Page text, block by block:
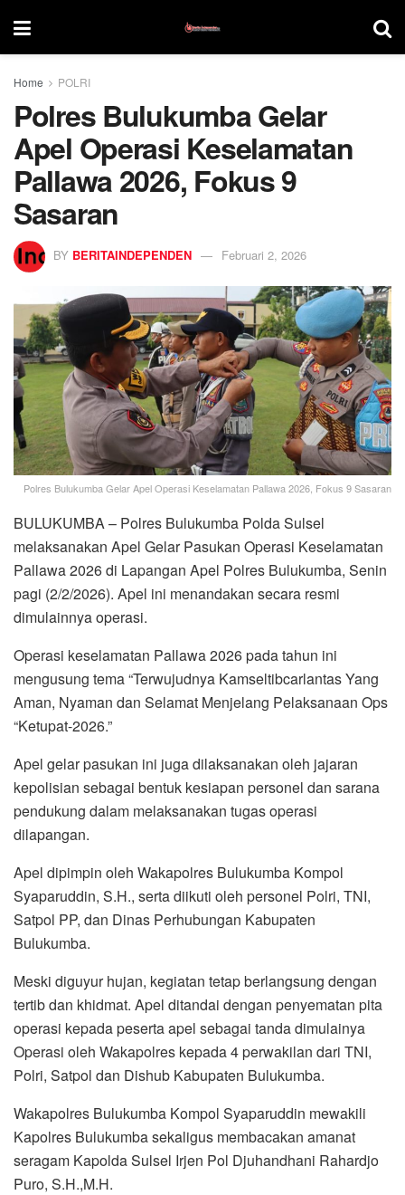
Home POLRI
Polres Bulukumba Gelar
Apel Operasi Keselamatan
Pallawa 2026, Fokus 9
Sasaran
BY BERITAINDEPENDEN Februari 2, 2026
Polres Bulukumba Gelar Apel Operasi Keselamatan Pallawa 2026, Fokus 9 Sasaran
BULUKUMBA – Polres Bulukumba Polda Sulsel
melaksanakan Apel Gelar Pasukan Operasi Keselamatan
Pallawa 2026 di Lapangan Apel Polres Bulukumba, Senin
pagi (2/2/2026). Apel ini menandakan secara resmi
dimulainnya operasi.
Operasi keselamatan Pallawa 2026 pada tahun ini
mengusung tema “Terwujudnya Kamseltibcarlantas Yang
Aman, Nyaman dan Selamat Menjelang Pelaksanaan Ops
“Ketupat-2026.”
Apel gelar pasukan ini juga dilaksanakan oleh jajaran
kepolisian sebagai bentuk kesiapan personel dan sarana
pendukung dalam melaksanakan tugas operasi
dilapangan.
Apel dipimpin oleh Wakapolres Bulukumba Kompol
Syaparuddin, S.H., serta diikuti oleh personel Polri, TNI,
Satpol PP, dan Dinas Perhubungan Kabupaten
Bulukumba.
Meski diguyur hujan, kegiatan tetap berlangsung dengan
tertib dan khidmat. Apel ditandai dengan penyematan pita
operasi kepada peserta apel sebagai tanda dimulainya
Operasi oleh Wakapolres kepada 4 perwakilan dari TNI,
Polri, Satpol dan Dishub Kabupaten Bulukumba.
Wakapolres Bulukumba Kompol Syaparuddin mewakili
Kapolres Bulukumba sekaligus membacakan amanat
seragam Kapolda Sulsel Irjen Pol Djuhandhani Rahardjo
Puro, S.H.,M.H.